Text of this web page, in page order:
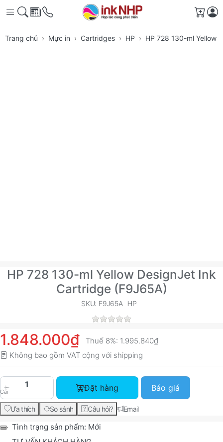
Giỏ
Trang chủ Mực in Cartridges HP HP 728 130-ml Yellow
HP 728 130-ml Yellow DesignJet Ink
Cartridge (F9J65A)
SKU: F9J65A HP
1.848.000₫ Thuế 8%: 1.995.840₫
Không bao gồm VAT cộng với shipping
Cái
HP 728 130-ml Yellow DesignJet Ink Cartridge
Đặt hàng Báo giá
Ưa thích So sánh Câu hỏi? Email
Tình trạng sản phẩm: Mới